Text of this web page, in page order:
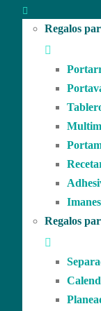
Regalos
Regalos